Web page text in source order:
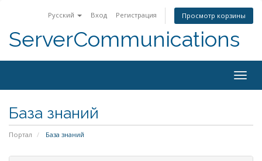
Русский Вход Регистрация Просмотр корзины
ServerCommunications
База знаний
Портал База знаний